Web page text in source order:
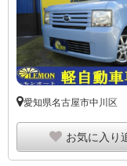
愛知県名古屋市中川区
お気に入り